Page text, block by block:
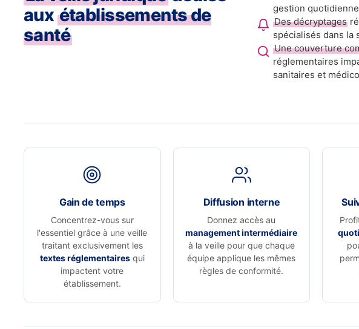
aux établissements de
santé
gestion
Des décryptages
spécialisés dans la
Une couverture
réglementaires
sanitaires et
Gain de temps
Concentrez-vous sur
l'essentiel grâce à une veille
traitant exclusivement les
textes réglementairesqui
impactent votre
établissement.
Diffusion interne
Donnez accès au
management intermédiaire
à la veille pour que chaque
équipe applique les mêmes
règles de conformité.